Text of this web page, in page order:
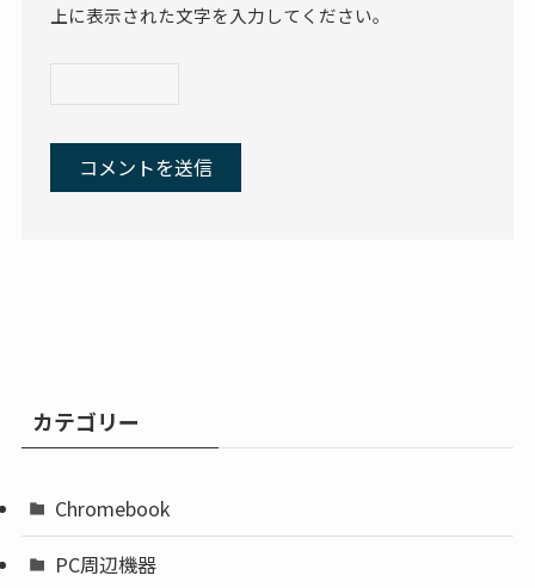
上に表示された文字を入力してください。
カテゴリー
Chromebook
PC周辺機器